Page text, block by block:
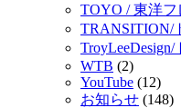
TOYO / 東洋フ
TRANSITION/
WTB (2)
YouTube (12)
お知らせ (148)